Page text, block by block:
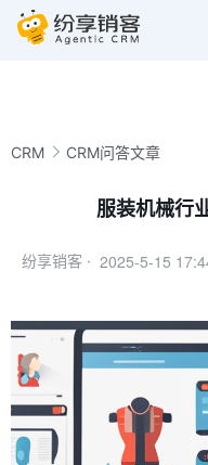
CRM CRM问答文章
服装机械行
纷享销客 · 2025-5-15